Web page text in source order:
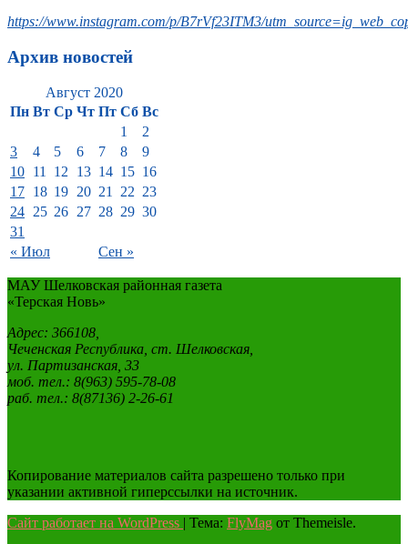
https://www.instagram.com/p/B7rVf23ITM3/
Архив новостей
Август 2020
Пн Вт Ср Чт Пт Сб Вс
« Июл Сен »
1
2
3
4 5 6 7 8
9
10 11 12 13 14 15 16
17 18 19 20 21 22 23
24 25 26 27 28 29 30
31
МАУ Шелковская районная газета
«Терская Новь»
Адрес: 366108,
Чеченская Республика, ст. Шелковская,
ул. Партизанская, 33
моб. тел.: 8(963) 595-78-08
раб. тел.: 8(87136) 2-26-61
Копирование материалов сайта разрешено только при
указании активной гиперссылки на источник.
Сайт работает на WordPress | Тема: FlyMag от Themeisle.